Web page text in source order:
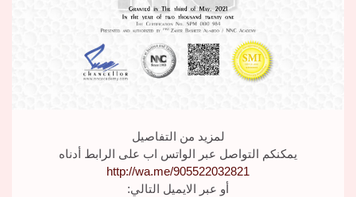
لمزيد من التفاصيل
يمكنكم التواصل عبر الواتس اب على الرابط أدناه
http://wa.me/905522032821
أو عبر الايميل التالي: